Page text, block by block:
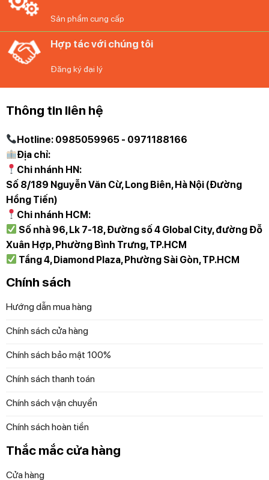
Sản phẩm cung cấp
Hợp tác với chúng tôi
Đăng ký đại lý
Thông tin liên hệ
Hotline: 0985059965 - 0971188166
Địa chỉ:
Chi nhánh HN:
Số 8/189 Nguyễn Văn Cừ, Long Biên, Hà Nội (Đường
Hồng Tiến)
Chi nhánh HCM:
Số nhà 96, Lk 7-18, Đường số 4 Global City, đường Đỗ
Xuân Hợp, Phường Bình Trưng, TP.HCM
Tầng 4, Diamond Plaza, Phường Sài Gòn, TP.HCM
Chính sách
Hướng dẫn mua hàng
Chính sách cửa hàng
Chính sách bảo mật 100%
Chính sách thanh toán
Chính sách vận chuyển
Chính sách hoàn tiền
Thắc mắc cửa hàng
Cửa hàng